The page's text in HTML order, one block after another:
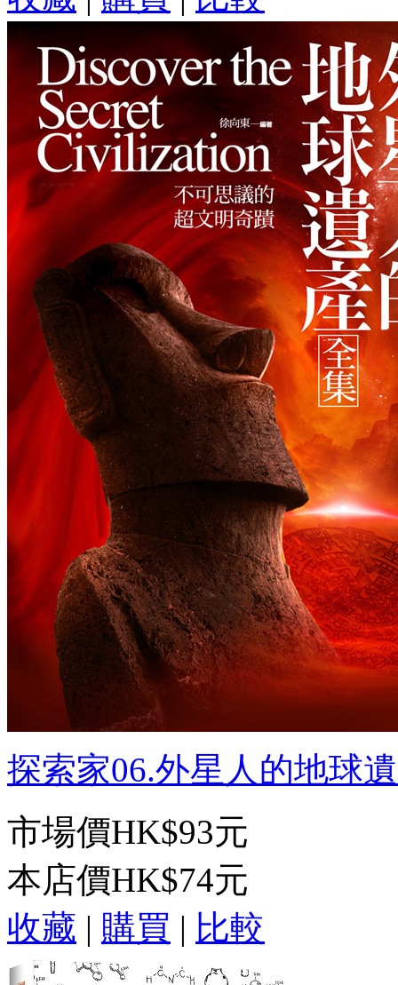
探索家06.外星人的地球
市場價HK$93元
本店價HK$74元
收藏 | 購買 | 比較